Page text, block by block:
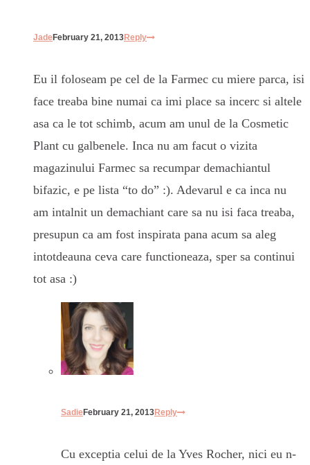
JadeFebruary 21, 2013Reply
Eu il foloseam pe cel de la Farmec cu miere parca, isi
face treaba bine numai ca imi place sa incerc si altele
asa ca le tot schimb, acum am unul de la Cosmetic
Plant cu galbenele. Inca nu am facut o vizita
magazinului Farmec sa recumpar demachiantul
bifazic, e pe lista “to do” :). Adevarul e ca inca nu
am intalnit un demachiant care sa nu isi faca treaba,
presupun ca am fost inspirata pana acum sa aleg
intotdeauna ceva care functioneaza, sper sa continui
tot asa :)
SadieFebruary 21, 2013Reply
Cu exceptia celui de la Yves Rocher, nici eu n-